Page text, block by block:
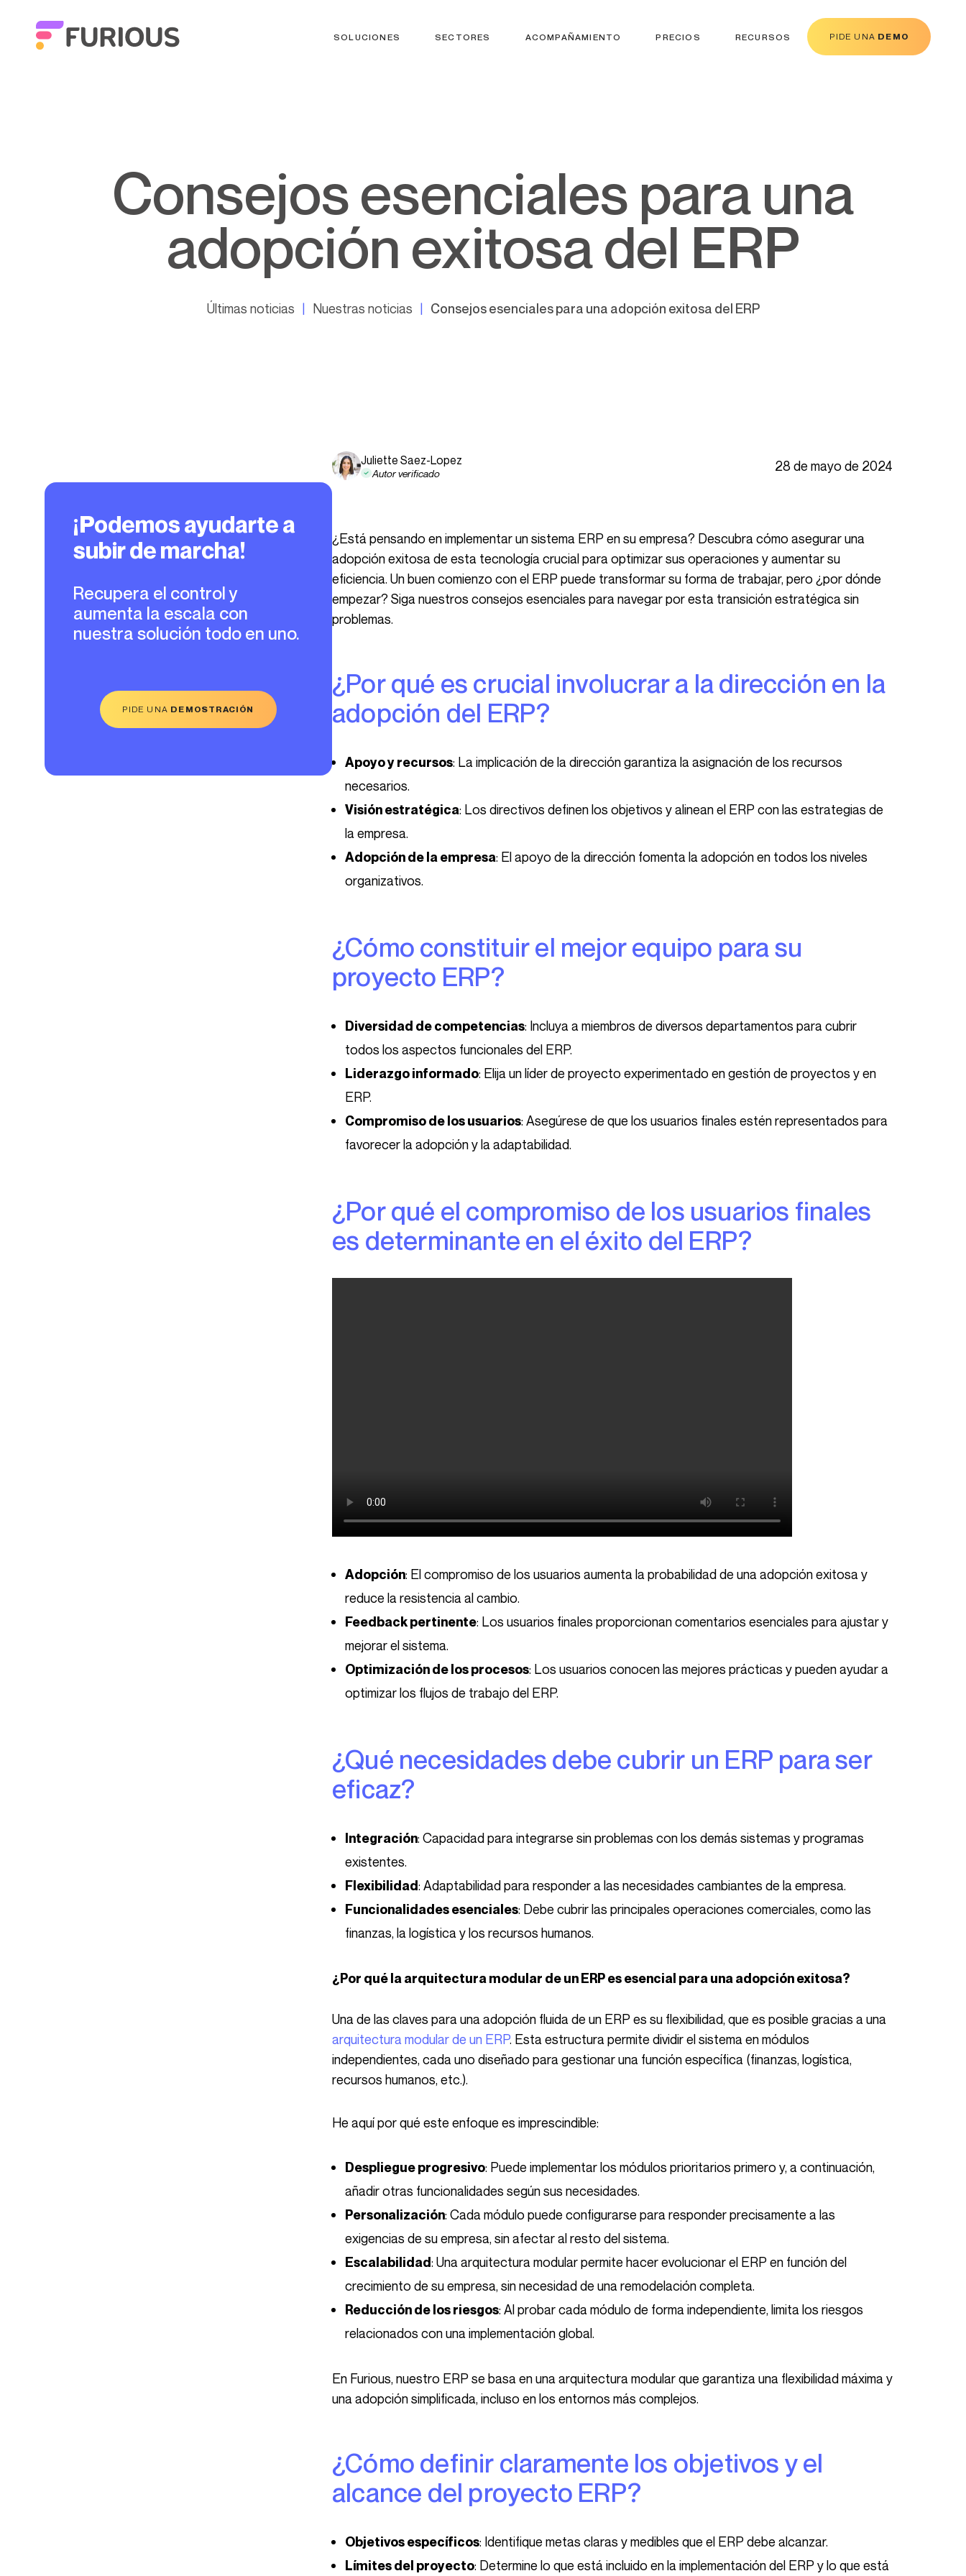
SOLUCIONES SECTORES ACOMPAÑAMIENTO PRECIOS RECURSOS PIDE UNA DEMO
Consejos esenciales para una
adopción exitosa del ERP
Últimas noticias Nuestras noticias Consejos esenciales para una adopción exitosa del ERP
¡Podemos ayudarte a
subir de marcha!
Recupera el control y
aumenta la escala con
nuestra solución todo en uno.
PIDE UNA DEMOSTRACIÓN
Juliette Saez-Lopez
Autor verificado 28 de mayo de 2024
¿Está pensando en implementar un sistema ERP en su empresa? Descubra cómo asegurar una
adopción exitosa de esta tecnología crucial para optimizar sus operaciones y aumentar su
eficiencia. Un buen comienzo con el ERP puede transformar su forma de trabajar, pero ¿por dónde
empezar? Siga nuestros consejos esenciales para navegar por esta transición estratégica sin
problemas.
¿Por qué es crucial involucrar a la dirección en la
adopción del ERP?
Apoyo y recursos: La implicación de la dirección garantiza la asignación de los recursos
necesarios.
Visión estratégica: Los directivos definen los objetivos y alinean el ERP con las estrategias de
la empresa.
Adopción de la empresa: El apoyo de la dirección fomenta la adopción en todos los niveles
organizativos.
¿Cómo constituir el mejor equipo para su
proyecto ERP?
Diversidad de competencias: Incluya a miembros de diversos departamentos para cubrir
todos los aspectos funcionales del ERP.
Liderazgo informado: Elija un líder de proyecto experimentado en gestión de proyectos y en
ERP.
Compromiso de los usuarios: Asegúrese de que los usuarios finales estén representados para
favorecer la adopción y la adaptabilidad.
¿Por qué el compromiso de los usuarios finales
es determinante en el éxito del ERP?
Adopción: El compromiso de los usuarios aumenta la probabilidad de una adopción exitosa y
reduce la resistencia al cambio.
Feedback pertinente: Los usuarios finales proporcionan comentarios esenciales para ajustar y
mejorar el sistema.
Optimización de los procesos: Los usuarios conocen las mejores prácticas y pueden ayudar a
optimizar los flujos de trabajo del ERP.
¿Qué necesidades debe cubrir un ERP para ser
eficaz?
Integración: Capacidad para integrarse sin problemas con los demás sistemas y programas
existentes.
Flexibilidad: Adaptabilidad para responder a las necesidades cambiantes de la empresa.
Funcionalidades esenciales: Debe cubrir las principales operaciones comerciales, como las
finanzas, la logística y los recursos humanos.
¿Por qué la arquitectura modular de un ERP es esencial para una adopción exitosa?
Una de las claves para una adopción fluida de un ERP es su flexibilidad, que es posible gracias a una
arquitectura modular de un ERP. Esta estructura permite dividir el sistema en módulos
independientes, cada uno diseñado para gestionar una función específica (finanzas, logística,
recursos humanos, etc.).
He aquí por qué este enfoque es imprescindible:
Despliegue progresivo: Puede implementar los módulos prioritarios primero y, a continuación,
añadir otras funcionalidades según sus necesidades.
Personalización: Cada módulo puede configurarse para responder precisamente a las
exigencias de su empresa, sin afectar al resto del sistema.
Escalabilidad: Una arquitectura modular permite hacer evolucionar el ERP en función del
crecimiento de su empresa, sin necesidad de una remodelación completa.
Reducción de los riesgos: Al probar cada módulo de forma independiente, limita los riesgos
relacionados con una implementación global.
En Furious, nuestro ERP se basa en una arquitectura modular que garantiza una flexibilidad máxima y
una adopción simplificada, incluso en los entornos más complejos.
¿Cómo definir claramente los objetivos y el
alcance del proyecto ERP?
Objetivos específicos: Identifique metas claras y medibles que el ERP debe alcanzar.
Límites del proyecto: Determine lo que está incluido en la implementación del ERP y lo que está